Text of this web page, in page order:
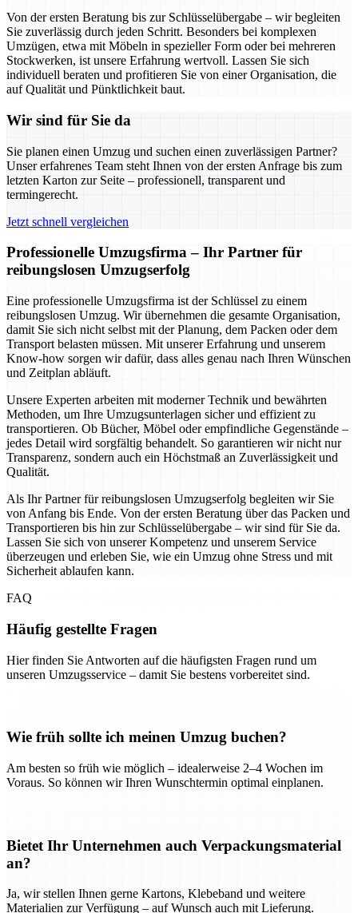
Von der ersten Beratung bis zur Schlüsselübergabe – wir begleiten
Sie zuverlässig durch jeden Schritt. Besonders bei komplexen
Umzügen, etwa mit Möbeln in spezieller Form oder bei mehreren
Stockwerken, ist unsere Erfahrung wertvoll. Lassen Sie sich
individuell beraten und profitieren Sie von einer Organisation, die
auf Qualität und Pünktlichkeit baut.
Wir sind für Sie da
Sie planen einen Umzug und suchen einen zuverlässigen Partner?
Unser erfahrenes Team steht Ihnen von der ersten Anfrage bis zum
letzten Karton zur Seite – professionell, transparent und
termingerecht.
Jetzt schnell vergleichen
Professionelle Umzugsfirma – Ihr Partner für
reibungslosen Umzugserfolg
Eine professionelle Umzugsfirma ist der Schlüssel zu einem
reibungslosen Umzug. Wir übernehmen die gesamte Organisation,
damit Sie sich nicht selbst mit der Planung, dem Packen oder dem
Transport belasten müssen. Mit unserer Erfahrung und unserem
Know-how sorgen wir dafür, dass alles genau nach Ihren Wünschen
und Zeitplan abläuft.
Unsere Experten arbeiten mit moderner Technik und bewährten
Methoden, um Ihre Umzugsunterlagen sicher und effizient zu
transportieren. Ob Bücher, Möbel oder empfindliche Gegenstände –
jedes Detail wird sorgfältig behandelt. So garantieren wir nicht nur
Transparenz, sondern auch ein Höchstmaß an Zuverlässigkeit und
Qualität.
Als Ihr Partner für reibungslosen Umzugserfolg begleiten wir Sie
von Anfang bis Ende. Von der ersten Beratung über das Packen und
Transportieren bis hin zur Schlüsselübergabe – wir sind für Sie da.
Lassen Sie sich von unserer Kompetenz und unserem Service
überzeugen und erleben Sie, wie ein Umzug ohne Stress und mit
Sicherheit ablaufen kann.
FAQ
Häufig gestellte Fragen
Hier finden Sie Antworten auf die häufigsten Fragen rund um
unseren Umzugsservice – damit Sie bestens vorbereitet sind.
Wie früh sollte ich meinen Umzug buchen?
Am besten so früh wie möglich – idealerweise 2–4 Wochen im
Voraus. So können wir Ihren Wunschtermin optimal einplanen.
Bietet Ihr Unternehmen auch Verpackungsmaterial
an?
Ja, wir stellen Ihnen gerne Kartons, Klebeband und weitere
Materialien zur Verfügung – auf Wunsch auch mit Lieferung.